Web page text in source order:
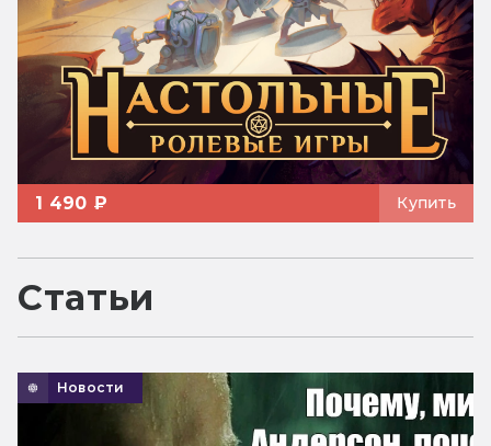
1 490 ₽ Купить
Статьи
Новости